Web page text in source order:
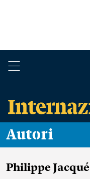
Autori
Philippe Jacqué